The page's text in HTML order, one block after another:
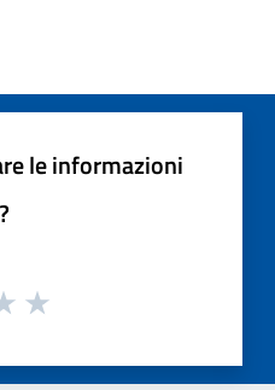
le informazioni